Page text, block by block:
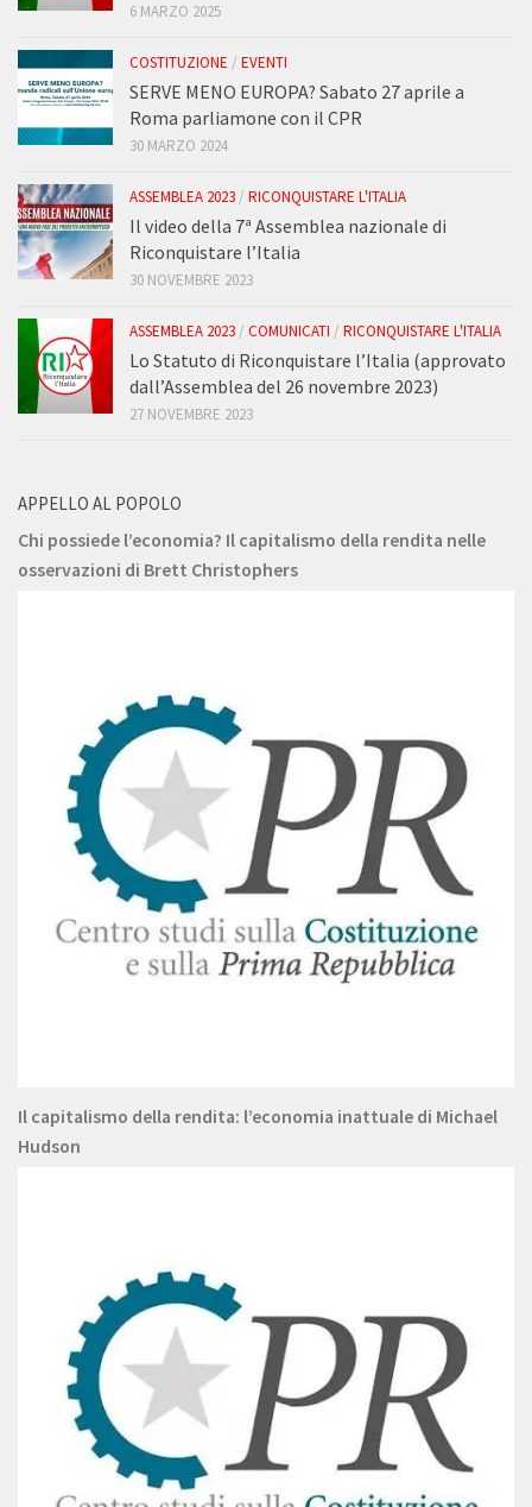
6 MARZO 2025
COSTITUZIONE / EVENTI
SERVE MENO EUROPA? Sabato 27 aprile a
Roma parliamone con il CPR
30 MARZO 2024
ASSEMBLEA 2023/ RICONQUISTARE L'ITALIA
Il video della 7ª Assemblea nazionale di
Riconquistare l’Italia
30 NOVEMBRE 2023
ASSEMBLEA 2023/ COMUNICATI / RICONQUISTARE L'ITALIA
Lo Statuto di Riconquistare l’Italia (approvato
dall’Assemblea del 26 novembre 2023)
27 NOVEMBRE 2023
APPELLO AL POPOLO
Chi possiede l’economia? Il capitalismo della rendita nelle
osservazioni di Brett Christophers
Il capitalismo della rendita: l’economia inattuale di Michael
Hudson